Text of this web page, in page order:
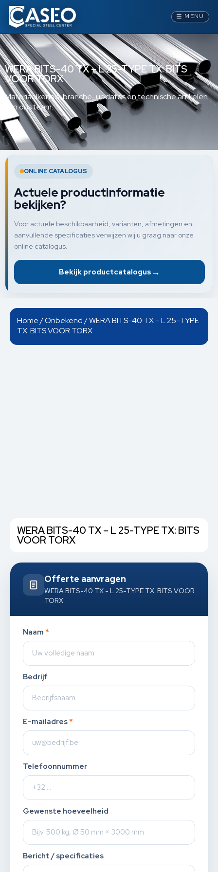
☰ MENU
WERA BITS-40 TX – L 25-TYPE TX: BITS
VOOR TORX
Materiaalkennis, branche-updates en technische artikelen
van ons team.
ONLINE CATALOGUS
Actuele productinformatie
bekijken?
Voor actuele beschikbaarheid, varianten, afmetingen en
aanvullende specificaties verwijzen wij u graag naar onze
online catalogus.
Bekijk productcatalogus →
Home/Onbekend/ WERA BITS-40 TX – L 25-TYPE
TX: BITS VOOR TORX
WERA BITS-40 TX – L 25-TYPE TX: BITS
VOOR TORX
Offerte aanvragen
WERA BITS-40 TX - L 25-TYPE TX: BITS VOOR
TORX
Naam *
Bedrijf
E-mailadres *
Telefoonnummer
Gewenste hoeveelheid
Bericht / specificaties